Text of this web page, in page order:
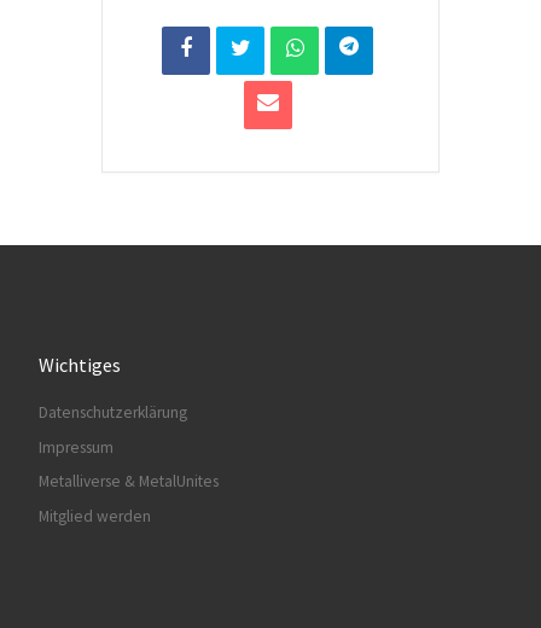
Wichtiges
Datenschutzerklärung
Impressum
Metalliverse & MetalUnites
Mitglied werden